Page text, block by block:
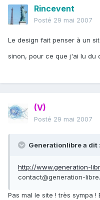
Rincevent
Posté 29 mai 2007
Le design fait penser à un
sinon, pour ce que j'ai lu du
(V)
Posté 29 mai 2007
Generationlibre a dit :
http://www.generation-
contact@generation-
Pas mal le site ! très sympa !